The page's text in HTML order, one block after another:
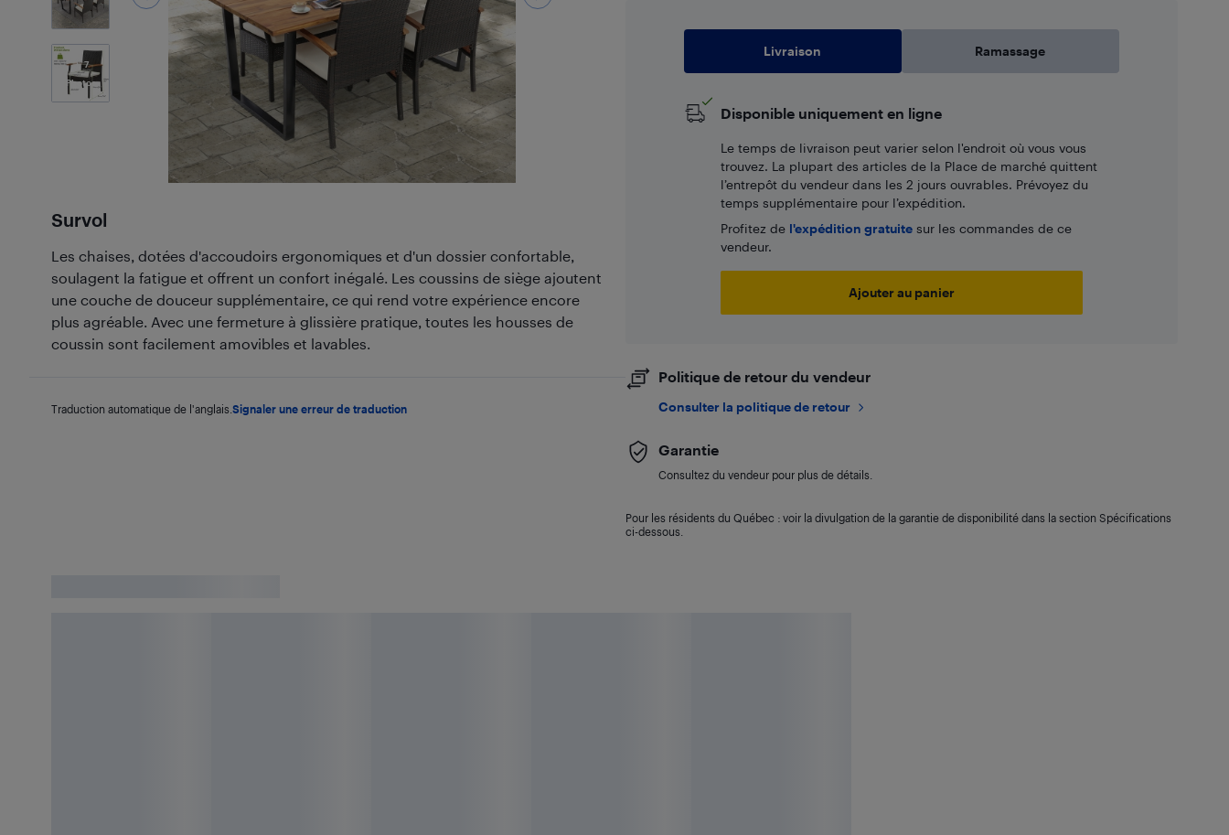
7
Photos
Survol
Les chaises, dotées d'accoudoirs ergonomiques et d'un dossier confortable,
soulagent la fatigue et offrent un confort inégalé. Les coussins de siège ajoutent
une couche de douceur supplémentaire, ce qui rend votre expérience encore
plus agréable. Avec une fermeture à glissière pratique, toutes les housses de
coussin sont facilement amovibles et lavables.
Traduction automatique de l'anglais. Signaler une erreur de traduction
Livraison Ramassage
Disponible uniquement en ligne
Le temps de livraison peut varier selon l'endroit où vous vous
trouvez. La plupart des articles de la Place de marché quittent
l’entrepôt du vendeur dans les 2 jours ouvrables. Prévoyez du
temps supplémentaire pour l’expédition.
Profitez de l'expédition gratuitesur les commandes de ce
vendeur.
Ajouter au panier
Politique de retour du vendeur
Consulter la politique de retour
Garantie
Consultez du vendeur pour plus de détails.
Pour les résidents du Québec : voir la divulgation de la garantie de disponibilité dans la section Spécifications
ci-dessous.